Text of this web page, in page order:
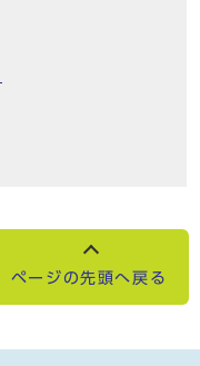
ページの先頭へ戻る